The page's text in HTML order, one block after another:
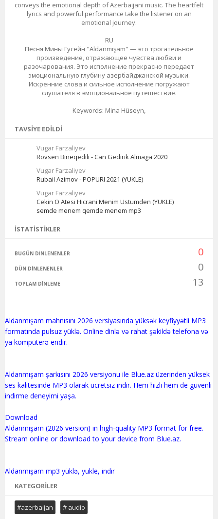
conveys the emotional depth of Azerbaijani music. The heartfelt
lyrics and powerful performance take the listener on an
emotional journey.
RU
Песня Мины Гусейн "Aldanmışam" — это трогательное
произведение, отражающее чувства любви и
разочарования. Это исполнение прекрасно передает
эмоциональную глубину азербайджанской музыки.
Искренние слова и сильное исполнение погружают
слушателя в эмоциональное путешествие.
Keywords: Mina Hüseyn,
TAVSIYE EDILDI
Vugar Farzaliyev
Rovsen Bineqedili - Can Gedirik Almaga 2020
Vugar Farzaliyev
Rubail Azimov - POPURI 2021 (YUKLE)
Vugar Farzaliyev
Cekin O Atesi Hicrani Menim Ustumden (YUKLE)
semde menem qemde menem mp3
İSTATISTIKLER
BUGÜN DINLENENLER 0
DÜN DINLENENLER 0
TOPLAM DINLEME 13
Aldanmışam mahnısını 2026 versiyasında yüksək keyfiyyətli MP3
formatında pulsuz yüklə. Online dinlə və rahat şəkildə telefona və
ya kompüterə endir.
Aldanmışam şarkısını 2026 versiyonu ile Blue.az üzerinden yüksek
ses kalitesinde MP3 olarak ücretsiz indir. Hem hızlı hem de güvenli
indirme deneyimi yaşa.
Download
Aldanmışam (2026 version) in high-quality MP3 format for free.
Stream online or download to your device from Blue.az.
KATEGORILER
#azerbaijan # audio